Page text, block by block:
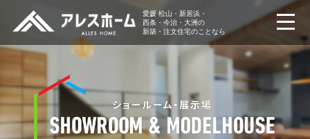
愛媛 松山・新居浜・
西条・今治・大洲の
新築・注文住宅のことなら